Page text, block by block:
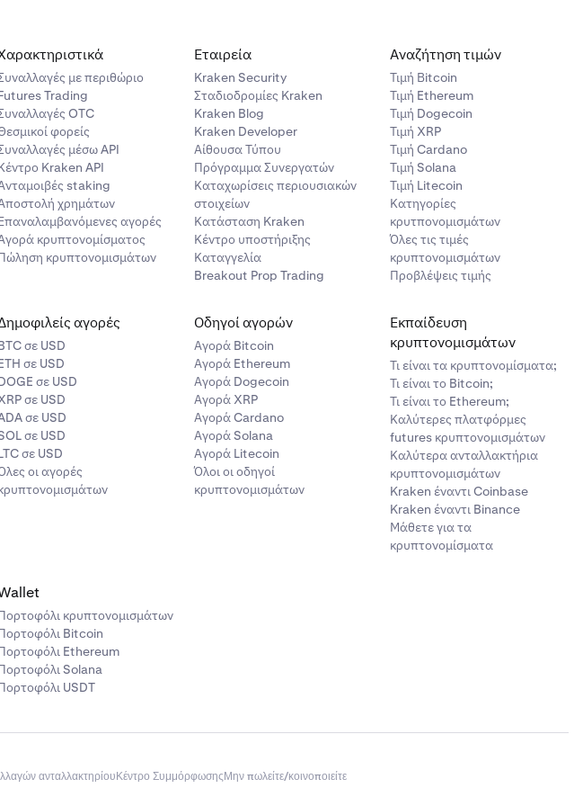
να παρακολουθείτε το margin
μετρήσεις margin. Μπορείτε να το κάνετε
.
με περιθώριο
Trading
OTC
φορείς
μέσω API
Kraken API
staking
χρημάτων
αγορές
κρυπτονομίσματος
κρυπτονομισμάτων
Εταιρεία
Kraken Security
Σταδιοδρομίες Kraken
Kraken Blog
Kraken Developer
Αίθουσα Τύπου
Πρόγραμμα Συνεργατών
Καταχωρίσεις περιουσιακών
στοιχείων
Κατάσταση Kraken
Κέντρο υποστήριξης
Καταγγελία
Breakout Prop Trading
Αναζήτηση τιμών
Τιμή Βitcoin
Τιμή Ethereum
Τιμή Dogecoin
Τιμή XRP
Τιμή Cardano
Τιμή Solana
Τιμή Litecoin
Κατηγορίες
κρυτπονομισμάτων
Όλες τις τιμές
κρυπτονομισμάτων
Προβλέψεις τιμής
αγορές
σε USD
σε USD
σε USD
σε USD
σε USD
σε USD
σε USD
οι αγορές
Οδηγοί αγορών
Αγορά Bitcoin
Αγορά Ethereum
Αγορά Dogecoin
Αγορά XRP
Αγορά Cardano
Αγορά Solana
Αγορά Litecoin
Όλοι οι οδηγοί
κρυπτονομισμάτων
Εκπαίδευση
κρυπτονομισμάτων
Τι είναι τα κρυπτονομίσματα;
Τι είναι το Bitcoin;
Τι είναι το Ethereum;
Καλύτερες πλατφόρμες
futures κρυπτονομισμάτων
Καλύτερα ανταλλακτήρια
κρυπτονομισμάτων
Kraken έναντι Coinbase
Kraken έναντι Binance
Μάθετε για τα
κρυπτονομίσματα
κρυπτονομισμάτων
Bitcoin
Ethereum
Solana
USDT
ανταλλακτηρίουΚέντρο ΣυμμόρφωσηςΜην πωλείτε/κοινοποιείτε